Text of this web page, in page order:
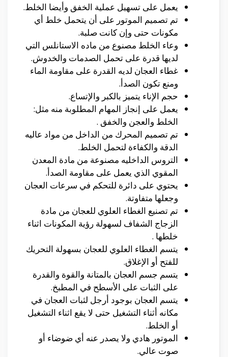
يعمل على تسهيل عملية الخفق وأيضا الخلط.
تم تصميم الموتور على أن يتحمل خلط أي
مكونات حتى وإن كانت صلبة.
وعاء الخلط مصنوع من ماده الاستانلس التي
لديها قدرة على تحمل الصدمات والخدوش.
غطاء العجان لديه القدرة على مقاومة الماء
ومنع تكون الصدأ.
حجم الإناء يتميز بالكبر والإتساع.
يعمل على إنجاز المهام المطلوبة منه مثل:
الخلط والعجن والخفق .
تم تصميم المحرك من الداخل من مواد عاليه
الدقة والكفاءة لتحمل الخلط.
التروس الداخليه مصنوعة من مادة المعدن
المقوي الذي يعمل على مقاومة الصدأ.
يحتوي على دائرة للتحكم في سرعات العجان
وجعلها متفاوتة.
تم تصنيع الغطاء العلوي للعجان من مادة
الزجاج الشفاف لسهولة رؤية المكونات اثناء
خلطها .
يتسم الغطاء العلوي للعجان بسهولة التحريك
للفتح أو الإغلاق.
يتسم جسم العجان بالمتانة والقوة والقدرة
على الثبات على الأسطح في المطبخ.
يتسم العجان بوجود أرجل لثبات العجان في
مكانه أثناء التشغيل حتى لا يقع اثناء التشغيل
أو الخلط.
الموتور هادي ولا يصدر عنه أي ضوضاء أو
صوت عالي.